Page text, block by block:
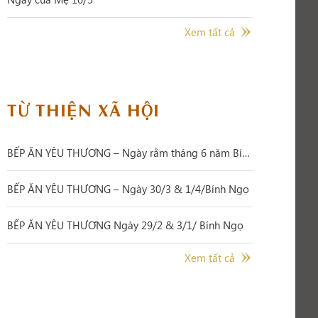
Xem tất cả
TỪ THIỆN XÃ HỘI
BẾP ĂN YÊU THƯƠNG – Ngày rằm tháng 6 năm Bính Ngọ
BẾP ĂN YÊU THƯƠNG – Ngày 30/3 & 1/4/Bính Ngọ
BẾP ĂN YÊU THƯƠNG Ngày 29/2 & 3/1/ Bính Ngọ
Xem tất cả